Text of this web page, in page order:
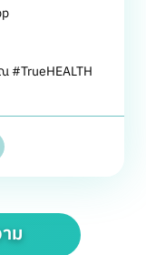
#TrueHEALTH
ม